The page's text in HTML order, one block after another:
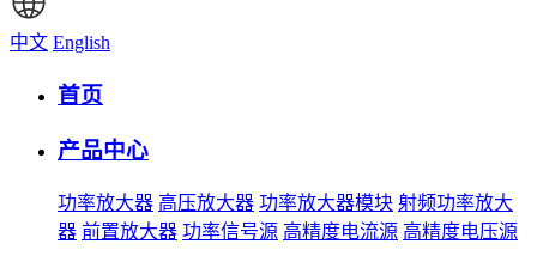
中文 English
首页
产品中心
功率放大器 高压放大器 功率放大器模块 射频功率放大
器 前置放大器 功率信号源 高精度电流源 高精度电压源